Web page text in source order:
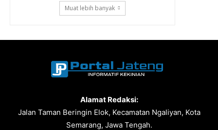
Muat lebih banyak
Alamat Redaksi:
Jalan Taman Beringin Elok, Kecamatan Ngaliyan, Kota
Semarang, Jawa Tengah.